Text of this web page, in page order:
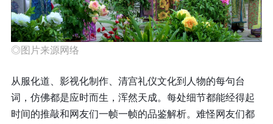
◎图片来源网络
从服化道、影视化制作、清宫礼仪文化到人物的每句台
词，仿佛都是应时而生，浑然天成。每处细节都能经得起
时间的推敲和网友们一帧一帧的品鉴解析。难怪网友们都